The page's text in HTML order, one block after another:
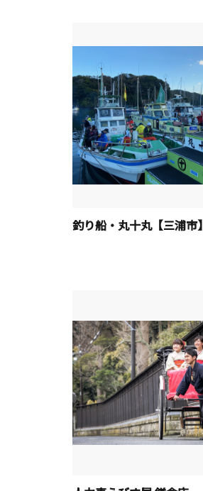
釣り船・丸十丸【三浦市】